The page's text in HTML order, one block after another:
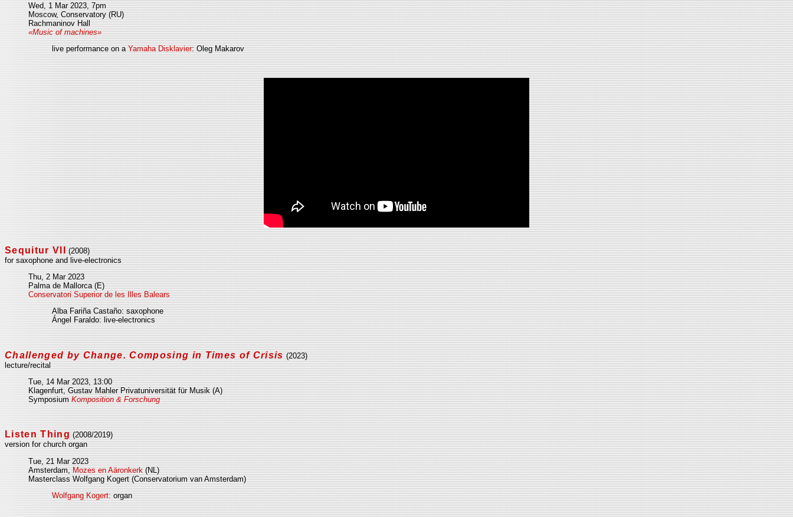
Wed, 1 Mar 2023, 7pm
Moscow, Conservatory (RU)
Rachmaninov Hall
«Music of machines»
live performance on a Yamaha Disklavier: Oleg Makarov
Sequitur VII
(2008)
for saxophone and live-electronics
Thu, 2 Mar 2023
Palma de Mallorca (E)
Conservatori Superior de les Illes Balears
Alba Fariña Castaño: saxophone
Ángel Faraldo: live-electronics
Challenged by Change. Composing in Times of Crisis (2023)
lecture/recital
Tue, 14 Mar 2023, 13:00
Klagenfurt, Gustav Mahler Privatuniversität für Musik (A)
Symposium Komposition & Forschung
Listen Thing (2008/2019)
version for church organ
Tue, 21 Mar 2023
Amsterdam, Mozes en Aäronkerk (NL)
Masterclass Wolfgang Kogert (Conservatorium van Amsterdam)
Wolfgang Kogert: organ